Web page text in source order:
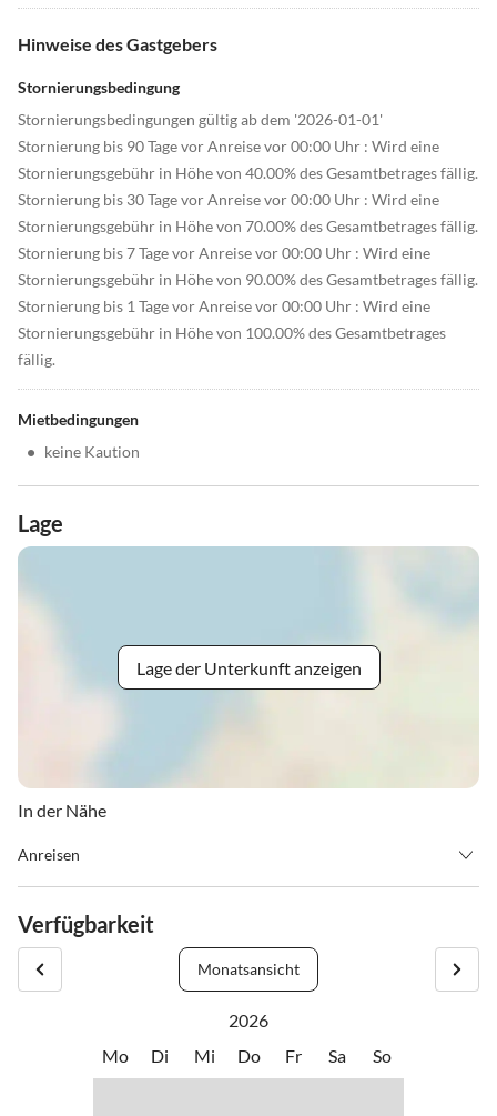
Hinweise des Gastgebers
Stornierungsbedingung
Stornierungsbedingungen gültig ab dem '2026-01-01'
Stornierung bis 90 Tage vor Anreise vor 00:00 Uhr : Wird eine
Stornierungsgebühr in Höhe von 40.00% des Gesamtbetrages fällig.
Stornierung bis 30 Tage vor Anreise vor 00:00 Uhr : Wird eine
Stornierungsgebühr in Höhe von 70.00% des Gesamtbetrages fällig.
Stornierung bis 7 Tage vor Anreise vor 00:00 Uhr : Wird eine
Stornierungsgebühr in Höhe von 90.00% des Gesamtbetrages fällig.
Stornierung bis 1 Tage vor Anreise vor 00:00 Uhr : Wird eine
Stornierungsgebühr in Höhe von 100.00% des Gesamtbetrages
fällig.
Mietbedingungen
• keine Kaution
Lage
Lage der Unterkunft anzeigen
In der Nähe
Anreisen
Check-Out bis 10:30 Uhr
Solltest du es am Anreisetag bis 18:00 Uhr nicht zum Check-In
schaffen, dann rufe uns bitte an unter +43 660 9977559
Late-Check-Out auf persönliche Anfrage und Rücksprache möglich
Verfügbarkeit
Monatsansicht
2026
Mo
Di Mi Do Fr Sa So